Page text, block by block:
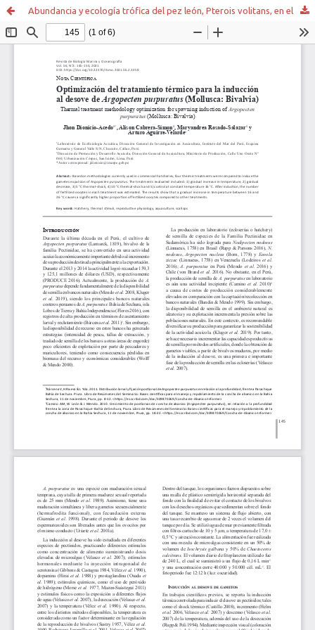
Abundancia y ecología trófica del pez león, Pterois volitans, en el Parque Nacional Morrocoy, Venezuela, mar Caribe Sur